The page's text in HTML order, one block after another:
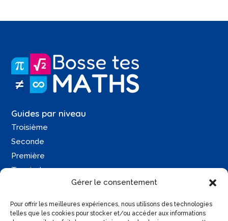
Gérer le consentement
Pour offrir les meilleures expériences, nous utilisons des technologies
telles que les cookies pour stocker et/ou accéder aux informations
Guides par niveau
Troisième
Seconde
Première
Terminale
Contactez-moi